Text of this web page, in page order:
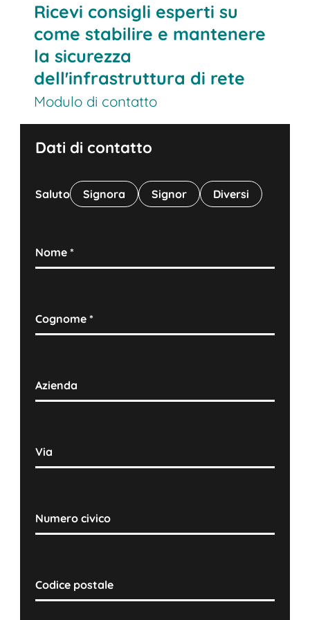
Ricevi consigli esperti su
come stabilire e mantenere
la sicurezza
dell'infrastruttura di rete
Modulo di contatto
Dati di contatto
Saluto Signora Signor Diversi
Nome*
Cognome*
Azienda
Via
Numero civico
Codice postale